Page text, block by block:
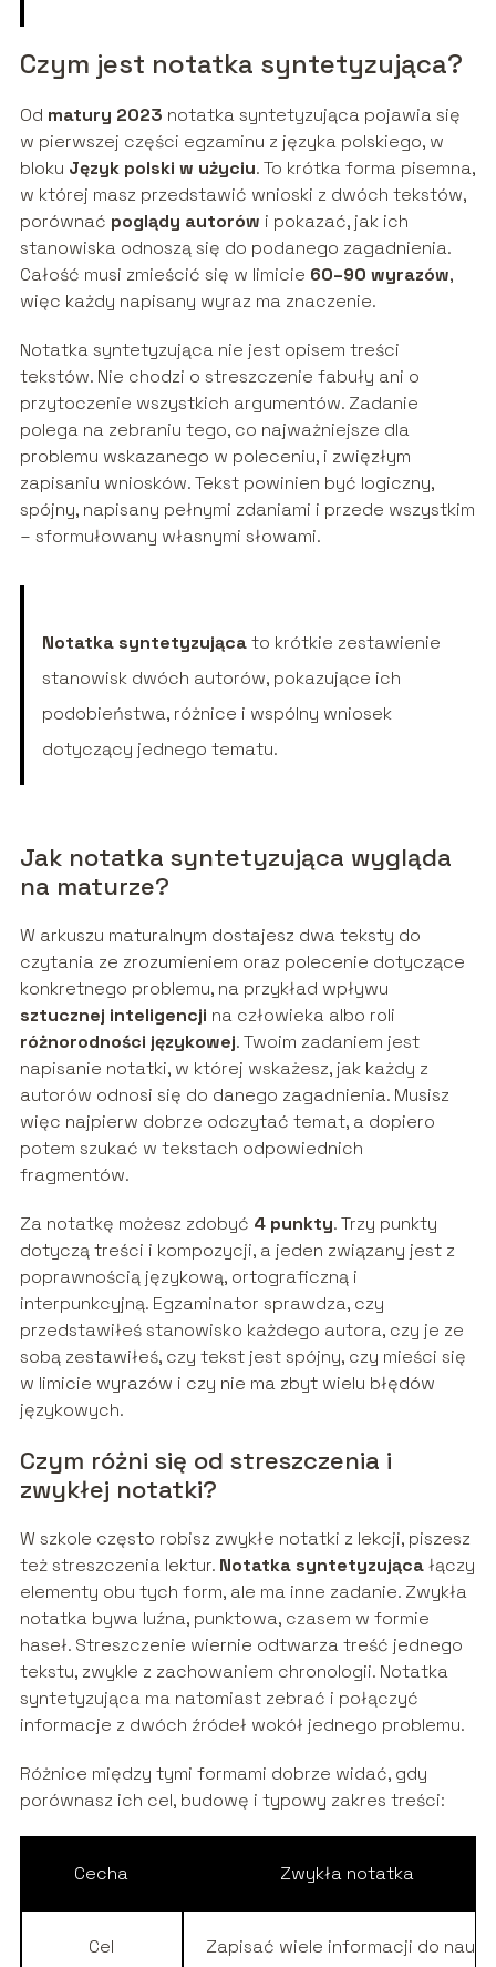
Czym jest notatka syntetyzująca?
Od matury 2023 notatka syntetyzująca pojawia się
w pierwszej części egzaminu z języka polskiego, w
bloku Język polski w użyciu. To krótka forma pisemna,
w której masz przedstawić wnioski z dwóch tekstów,
porównać poglądy autorów i pokazać, jak ich
stanowiska odnoszą się do podanego zagadnienia.
Całość musi zmieścić się w limicie 60–90 wyrazów,
więc każdy napisany wyraz ma znaczenie.
Notatka syntetyzująca nie jest opisem treści
tekstów. Nie chodzi o streszczenie fabuły ani o
przytoczenie wszystkich argumentów. Zadanie
polega na zebraniu tego, co najważniejsze dla
problemu wskazanego w poleceniu, i zwięzłym
zapisaniu wniosków. Tekst powinien być logiczny,
spójny, napisany pełnymi zdaniami i przede wszystkim
– sformułowany własnymi słowami.
Notatka syntetyzującato krótkie zestawienie
stanowisk dwóch autorów, pokazujące ich
podobieństwa, różnice i wspólny wniosek
dotyczący jednego tematu.
Jak notatka syntetyzująca wygląda
na maturze?
W arkuszu maturalnym dostajesz dwa teksty do
czytania ze zrozumieniem oraz polecenie dotyczące
konkretnego problemu, na przykład wpływu
sztucznej inteligencji na człowieka albo roli
różnorodności językowej. Twoim zadaniem jest
napisanie notatki, w której wskażesz, jak każdy z
autorów odnosi się do danego zagadnienia. Musisz
więc najpierw dobrze odczytać temat, a dopiero
potem szukać w tekstach odpowiednich
fragmentów.
Za notatkę możesz zdobyć 4 punkty. Trzy punkty
dotyczą treści i kompozycji, a jeden związany jest z
poprawnością językową, ortograficzną i
interpunkcyjną. Egzaminator sprawdza, czy
przedstawiłeś stanowisko każdego autora, czy je ze
sobą zestawiłeś, czy tekst jest spójny, czy mieści się
w limicie wyrazów i czy nie ma zbyt wielu błędów
językowych.
Czym różni się od streszczenia i
zwykłej notatki?
W szkole często robisz zwykłe notatki z lekcji, piszesz
też streszczenia lektur. Notatka syntetyzującałączy
elementy obu tych form, ale ma inne zadanie. Zwykła
notatka bywa luźna, punktowa, czasem w formie
haseł. Streszczenie wiernie odtwarza treść jednego
tekstu, zwykle z zachowaniem chronologii. Notatka
syntetyzująca ma natomiast zebrać i połączyć
informacje z dwóch źródeł wokół jednego problemu.
Różnice między tymi formami dobrze widać, gdy
porównasz ich cel, budowę i typowy zakres treści:
Cecha Zwykła notatka
Cel Zapisać wiele informacji do nauki